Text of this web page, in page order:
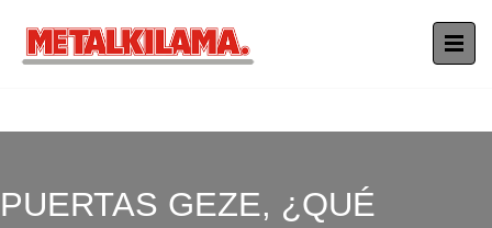
PUERTAS GEZE, ¿QUÉ